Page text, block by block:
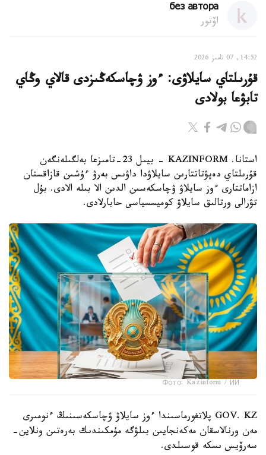
без автора
اۆتور
14:52, 07 تامىز 2026
قۇرىلتاي سايلاۋى: ءوز ۋچاسكەڭىزدى قالاي وڭاي
تابۋعا بولادى
استانا. KAZINFORM - بيىل 23-تامىزعا بەلگىلەنگەن
قۇرىلتاي دەپۋتاتتارىن سايلاۋدا داۋىس بەرۋ ءۇشىن قازاقستان
ازاماتتارى ءوز سايلاۋ ۋچاسكەسىن الدىن الا بىلە الادى. بۇل
تۋرالى ورتالىق سايلاۋ كوميسسياسى حابارلادى.
Фото: Kazinform / ИИ
GOV. KZ پلاتفورماسىندا ءوز سايلاۋ ۋچاسكەسىنىڭ ءنومىرى
مەن ورنالاسقان مەكەنجايىن بىلۋگە مۇمكىندىك بەرەتىن ونلاين-
سەرۆيس ىسكە قوسىلدى.